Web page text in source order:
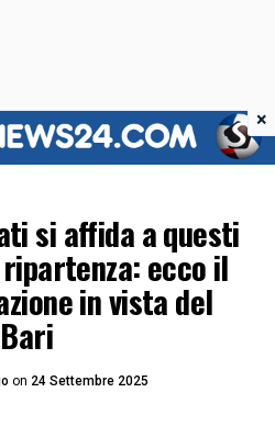
si affida a questi
ecco il
in vista del
on 24 Settembre 2025
×